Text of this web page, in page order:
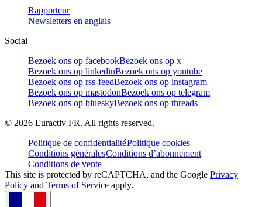
Rapporteur
Newsletters en anglais
Social
Bezoek ons op facebookBezoek ons op x
Bezoek ons op linkedinBezoek ons op youtube
Bezoek ons op rss-feedBezoek ons op instagram
Bezoek ons op mastodonBezoek ons op telegram
Bezoek ons op blueskyBezoek ons op threads
© 2026 Euractiv FR. All rights reserved.
Politique de confidentialitéPolitique cookies
Conditions généralesConditions d’abonnement
Conditions de vente
This site is protected by reCAPTCHA, and the Google Privacy
Policy and Terms of Service apply.